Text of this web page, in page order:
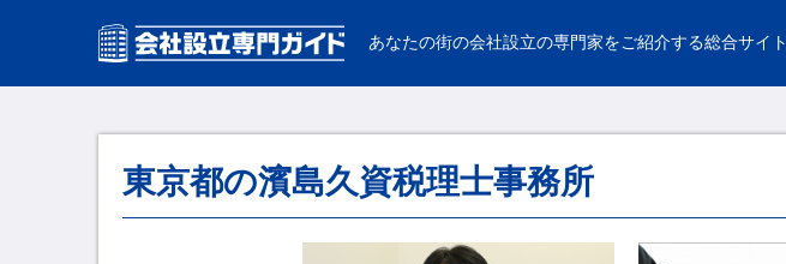
あなたの街の会社設立の専門家をご紹介する総合サイト
東京都の濱島久資税理士事務所